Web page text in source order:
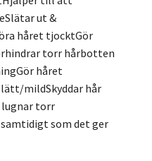
ut &
håret tjocktGör
torr hårbotten
håret
mildSkyddar hår
lugnar torr
som det ger